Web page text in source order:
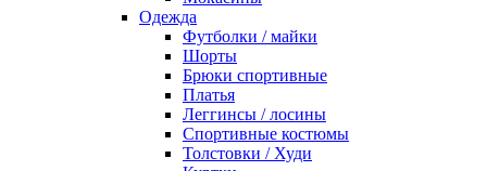
Одежда
Футболки / майки
Шорты
Брюки спортивные
Платья
Леггинсы / лосины
Спортивные костюмы
Толстовки / Худи